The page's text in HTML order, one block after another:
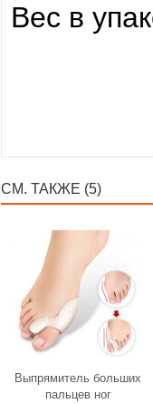
Вес в
СМ. ТАКЖЕ (5)
Выпрямитель больших
пальцев ног